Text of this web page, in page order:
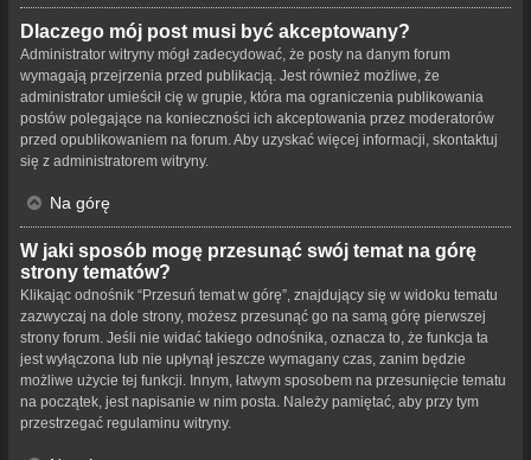
Dlaczego mój post musi być akceptowany?
Administrator witryny mógł zadecydować, że posty na danym forum
wymagają przejrzenia przed publikacją. Jest również możliwe, że
administrator umieścił cię w grupie, która ma ograniczenia publikowania
postów polegające na konieczności ich akceptowania przez moderatorów
przed opublikowaniem na forum. Aby uzyskać więcej informacji, skontaktuj
się z administratorem witryny.
Na górę
W jaki sposób mogę przesunąć swój temat na górę
strony tematów?
Klikając odnośnik “Przesuń temat w górę”, znajdujący się w widoku tematu
zazwyczaj na dole strony, możesz przesunąć go na samą górę pierwszej
strony forum. Jeśli nie widać takiego odnośnika, oznacza to, że funkcja ta
jest wyłączona lub nie upłynął jeszcze wymagany czas, zanim będzie
możliwe użycie tej funkcji. Innym, łatwym sposobem na przesunięcie tematu
na początek, jest napisanie w nim posta. Należy pamiętać, aby przy tym
przestrzegać regulaminu witryny.